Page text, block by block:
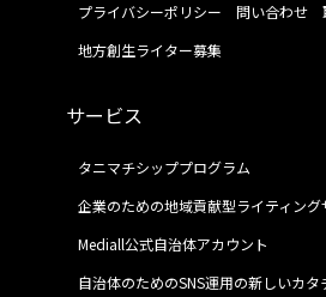
プライバシーポリシー
問い合わせ
地方創生ライター募集
サービス
タニマチシッププログラム
企業のための地域貢献型ライティング
Mediall公式自治体アカウント
自治体のためのSNS運用の新しいカタ